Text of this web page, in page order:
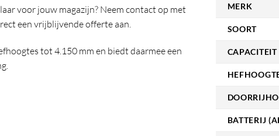
voor jouw magazijn? Neem contact op met
een vrijblijvende offerte aan.
tot 4.150 mm en biedt daarmee een
MERK
SOORT
BATTERIJ